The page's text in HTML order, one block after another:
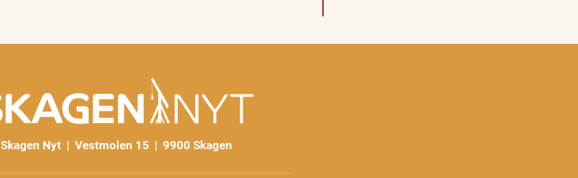
Skagen Nyt | Vestmolen 15 | 9900 Skagen